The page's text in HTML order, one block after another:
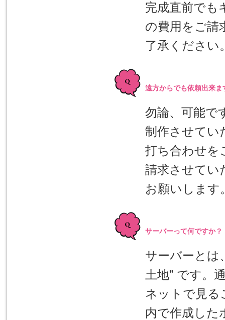
完成直前でも
の費用をご請
了承ください
遠方からでも依頼出来
勿論、可能で
制作させてい
打ち合わせを
請求させてい
お願いします
サーバーって何ですか？
サーバーとは
土地” です。
ネットで見る
内で作成した